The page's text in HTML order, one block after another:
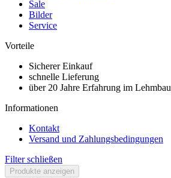
Sale
Bilder
Service
Vorteile
Sicherer Einkauf
schnelle Lieferung
über 20 Jahre Erfahrung im Lehmbau
Informationen
Kontakt
Versand und Zahlungsbedingungen
Filter schließen
Produkte anzeigen